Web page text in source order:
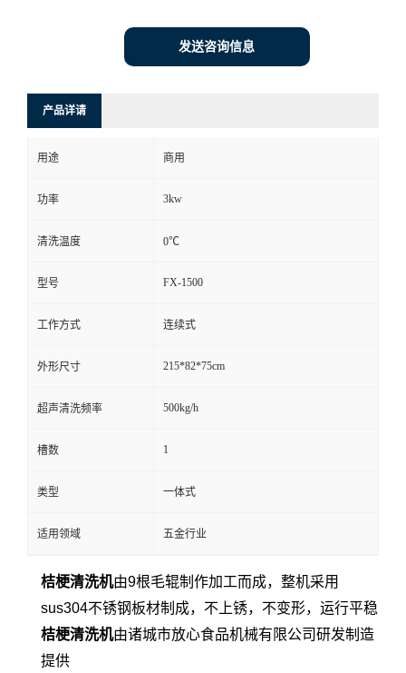
发送咨询信息
产品详请
用途 商用
功率 3kw
清洗温度 0℃
型号 FX-1500
工作方式 连续式
外形尺寸 215*82*75cm
超声清洗频率 500kg/h
槽数 1
类型 一体式
适用领域 五金行业
桔梗清洗机由9根毛辊制作加工而成，整机采用
sus304不锈钢板材制成，不上锈，不变形，运行平稳
桔梗清洗机由诸城市放心食品机械有限公司研发制造
提供